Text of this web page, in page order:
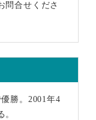
問合せくださ
勝。2001年4
。